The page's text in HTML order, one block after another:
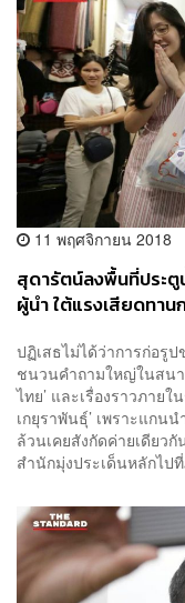
11 พฤศจิกายน 2018
สุดารัตน์ลงพื้นที่ประตู
ผู้นำ ใต้แรงเสียดทาน
ปฏิเสธไม่ได้ว่าการก่อรูป
ชนวนคำถามใหญ่ในสนา
ไทย’ และเรื่องราวภาย
เกยุราพันธุ์’ เพราะแก
ล้วนเคยสังกัดค่ายเดีย
สำนักมุ่งประเด็นหลักไป